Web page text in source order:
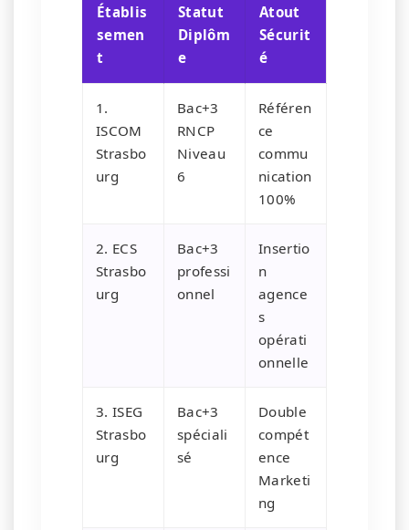
Établis
semen
t
Statut
Diplôm
e
Atout
Sécurit
é
1.
ISCOM
Strasbo
urg
Bac+3
RNCP
Niveau
6
Référen
ce
commu
nication
100%
2. ECS
Strasbo
urg
Bac+3
professi
onnel
Insertio
n
agence
s
opérati
onnelle
3. ISEG
Strasbo
urg
Bac+3
spéciali
sé
Double
compét
ence
Marketi
ng